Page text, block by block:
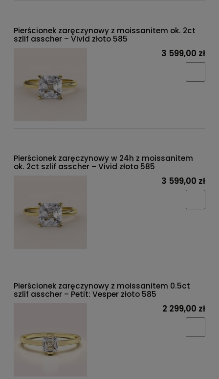
Pierścionek zaręczynowy z moissanitem ok. 2ct
szlif asscher – Vivid złoto 585
3 599,00 zł
Pierścionek zaręczynowy w 24h z moissanitem
ok. 2ct szlif asscher – Vivid złoto 585
3 599,00 zł
Pierścionek zaręczynowy z moissanitem 0.5ct
szlif asscher – Petit: Vesper złoto 585
2 299,00 zł